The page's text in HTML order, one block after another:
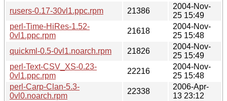
rusers-0.17-30vl1.ppc.rpm
21386
2004-Nov-
25 15:49
perl-Time-HiRes-1.52-
0vl1.ppc.rpm
21618
2004-Nov-
25 15:48
quickml-0.5-0vl1.noarch.rpm
21826
2004-Nov-
25 15:49
perl-Text-CSV_XS-0.23-
0vl1.ppc.rpm
22216
2004-Nov-
25 15:48
perl-Carp-Clan-5.3-
0vl0.noarch.rpm
22338
2006-Apr-
13 23:12